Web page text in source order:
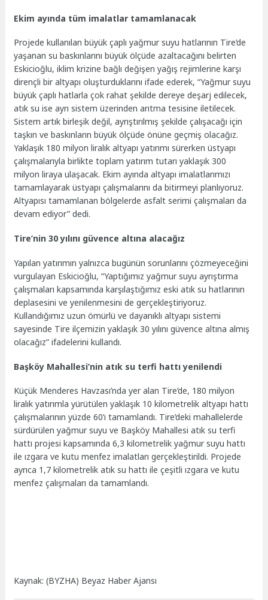
Ekim ayında tüm imalatlar tamamlanacak
Projede kullanılan büyük çaplı yağmur suyu hatlarının Tire’de
yaşanan su baskınlarını büyük ölçüde azaltacağını belirten
Eskicioğlu, iklim krizine bağlı değişen yağış rejimlerine karşı
dirençli bir altyapı oluşturduklarını ifade ederek, “Yağmur suyu
büyük çaplı hatlarla çok rahat şekilde dereye deşarj edilecek,
atık su ise ayrı sistem üzerinden arıtma tesisine iletilecek.
Sistem artık birleşik değil, ayrıştırılmış şekilde çalışacağı için
taşkın ve baskınların büyük ölçüde önüne geçmiş olacağız.
Yaklaşık 180 milyon liralık altyapı yatırımı sürerken üstyapı
çalışmalarıyla birlikte toplam yatırım tutarı yaklaşık 300
milyon liraya ulaşacak. Ekim ayında altyapı imalatlarımızı
tamamlayarak üstyapı çalışmalarını da bitirmeyi planlıyoruz.
Altyapısı tamamlanan bölgelerde asfalt serimi çalışmaları da
devam ediyor” dedi.
Tire’nin 30 yılını güvence altına alacağız
Yapılan yatırımın yalnızca bugünün sorunlarını çözmeyeceğini
vurgulayan Eskicioğlu, “Yaptığımız yağmur suyu ayrıştırma
çalışmaları kapsamında karşılaştığımız eski atık su hatlarının
deplasesini ve yenilenmesini de gerçekleştiriyoruz.
Kullandığımız uzun ömürlü ve dayanıklı altyapı sistemi
sayesinde Tire ilçemizin yaklaşık 30 yılını güvence altına almış
olacağız” ifadelerini kullandı.
Başköy Mahallesi’nin atık su terfi hattı yenilendi
Küçük Menderes Havzası’nda yer alan Tire’de, 180 milyon
liralık yatırımla yürütülen yaklaşık 10 kilometrelik altyapı hattı
çalışmalarının yüzde 60’ı tamamlandı. Tire’deki mahallelerde
sürdürülen yağmur suyu ve Başköy Mahallesi atık su terfi
hattı projesi kapsamında 6,3 kilometrelik yağmur suyu hattı
ile ızgara ve kutu menfez imalatları gerçekleştirildi. Projede
ayrıca 1,7 kilometrelik atık su hattı ile çeşitli ızgara ve kutu
menfez çalışmaları da tamamlandı.
Kaynak: (BYZHA) Beyaz Haber Ajansı